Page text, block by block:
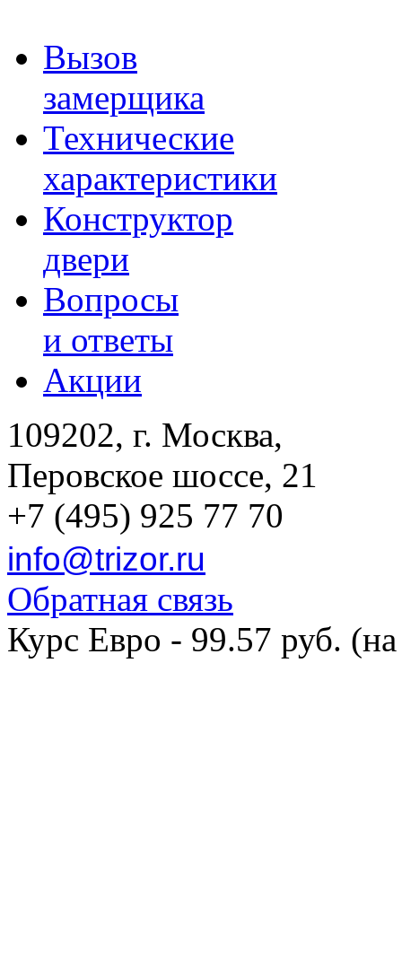
Вызов
замерщика
Технические
характеристики
Конструктор
двери
Вопросы
и ответы
Акции
109202, г. Москва,
Перовское шоссе, 21
+7 (495) 925 77 70
info@trizor.ru
Обратная связь
Курс Евро - 99.57 руб.